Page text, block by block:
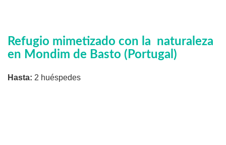
Refugio mimetizado con la naturaleza
en Mondim de Basto (Portugal)
Hasta: 2 huéspedes